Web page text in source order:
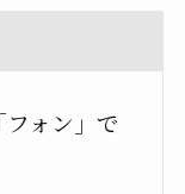
ォン」で